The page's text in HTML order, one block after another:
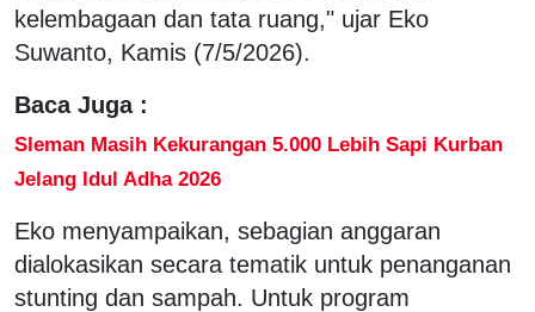
kelembagaan dan tata ruang," ujar Eko
Suwanto, Kamis (7/5/2026).
Baca Juga :
Sleman Masih Kekurangan 5.000 Lebih Sapi Kurban
Jelang Idul Adha 2026
Eko menyampaikan, sebagian anggaran
dialokasikan secara tematik untuk penanganan
stunting dan sampah. Untuk program